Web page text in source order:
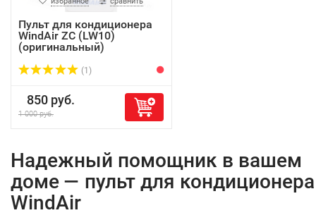
Пульт для кондиционера
WindAir ZC (LW10)
(оригинальный)
(1)
850 руб.
1 000 руб.
Надежный помощник в вашем
доме — пульт для кондиционера
WindAir